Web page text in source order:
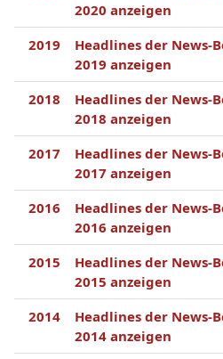
2020 anzeigen
2019
Headlines der News-
2019 anzeigen
2018
Headlines der News-
2018 anzeigen
2017
Headlines der News-
2017 anzeigen
2016
Headlines der News-
2016 anzeigen
2015
Headlines der News-
2015 anzeigen
2014
Headlines der News-
2014 anzeigen